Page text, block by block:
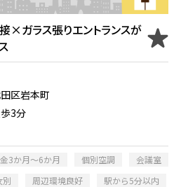
×ガラス張りエントランスが
区岩本町
3分
3か月～6か月 個別空調
会議室
別 周辺環境良好
駅から5分以内